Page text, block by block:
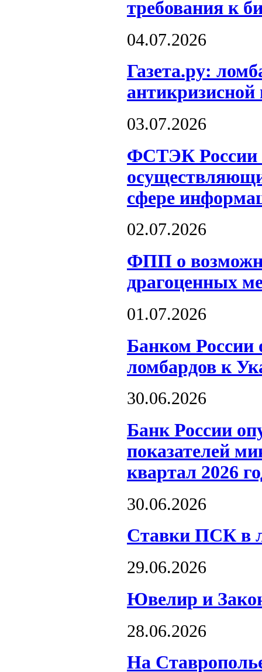
требования к
04.07.2026
Газета.ру:
03.07.2026
ФСТЭК России
сфере
02.07.2026
ФПП о
драгоценных
01.07.2026
Банком России
ломбардов к
30.06.2026
Банк России
показателей
квартал 2026
30.06.2026
Ставки ПСК в
29.06.2026
Ювелир и
28.06.2026
На